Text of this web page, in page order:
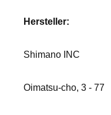
Hersteller:
Shimano INC
Oimatsu-cho, 3 - 77